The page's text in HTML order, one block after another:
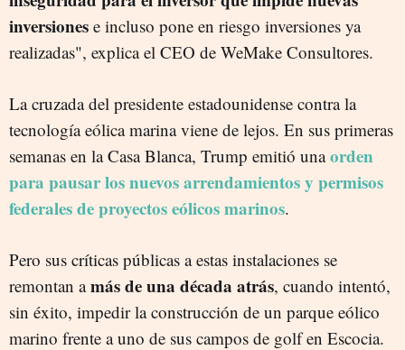
inversiones e incluso pone en riesgo inversiones ya
realizadas", explica el CEO de WeMake Consultores.
La cruzada del presidente estadounidense contra la
tecnología eólica marina viene de lejos. En sus primeras
semanas en la Casa Blanca, Trump emitió unaorden
para pausar los nuevos arrendamientos y permisos
federales de proyectos eólicos marinos.
Pero sus críticas públicas a estas instalaciones se
remontan amás de una década atrás, cuando intentó,
sin éxito, impedir la construcción de un parque eólico
marino frente a uno de sus campos de golf en Escocia.